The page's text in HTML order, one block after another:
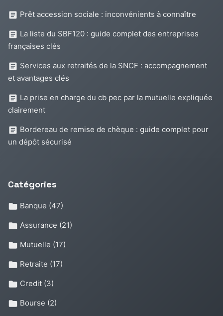
Prêt accession sociale : inconvénients à connaître
La liste du SBF120 : guide complet des entreprises
françaises clés
Services aux retraités de la SNCF : accompagnement
et avantages clés
La prise en charge du cb pec par la mutuelle expliquée
clairement
Bordereau de remise de chèque : guide complet pour
un dépôt sécurisé
Catégories
Banque (47)
Assurance (21)
Mutuelle (17)
Retraite (17)
Credit (3)
Bourse (2)